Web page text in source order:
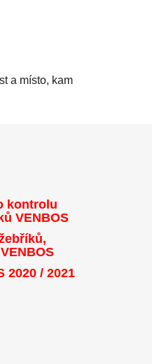
a místo, kam
kontrolu
VENBOS
2020 / 2021